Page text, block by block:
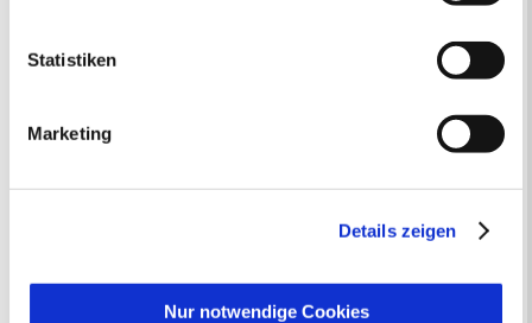
Arten von Cookies genau gesetzt werden, wie lang sie
gespeichert werden, von wem sie gesetzt wurden und
„Details anzeigen“ erfahren oder der
getroffene Auswahl der gewünschten Cookies kann
jederzeit mit Wirkung für die Zukunft angepasst oder
Statistiken
Marketing
Details zeigen
Nur notwendige Cookies
Oft gesucht